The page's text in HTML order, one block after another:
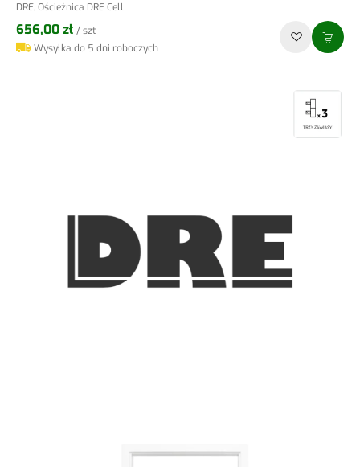
DRE, Ościeżnica DRE Cell
656,00 zł / szt
Wysyłka do 5 dni roboczych